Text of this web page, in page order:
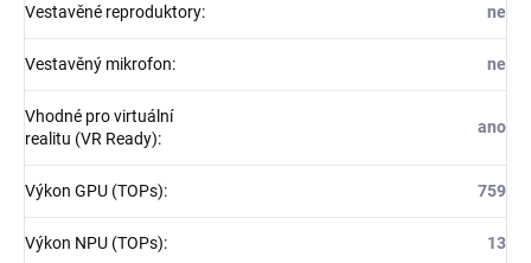
Vestavěné reproduktory: ne
Vestavěný mikrofon: ne
Vhodné pro virtuální
realitu (VR Ready):
ano
Výkon GPU (TOPs): 759
Výkon NPU (TOPs): 13